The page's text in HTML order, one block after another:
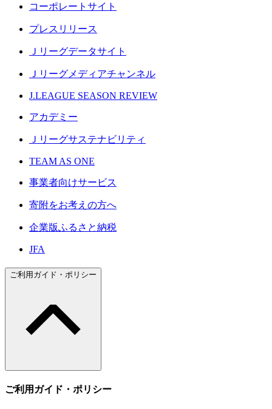
コーポレートサイト
プレスリリース
Ｊリーグデータサイト
Ｊリーグメディアチャンネル
J.LEAGUE SEASON REVIEW
アカデミー
Ｊリーグサステナビリティ
TEAM AS ONE
事業者向けサービス
寄附をお考えの方へ
企業版ふるさと納税
JFA
ご利用ガイド・ポリシー
ご利用ガイド・ポリシー